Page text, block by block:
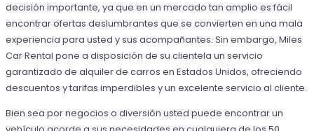
decisión importante, ya que en un mercado tan amplio es fácil
encontrar ofertas deslumbrantes que se convierten en una mala
experiencia para usted y sus acompañantes. Sin embargo, Miles
Car Rental pone a disposición de su clientela un servicio
garantizado de alquiler de carros en Estados Unidos, ofreciendo
descuentos y tarifas imperdibles y un excelente servicio al cliente.
Bien sea por negocios o diversión usted puede encontrar un